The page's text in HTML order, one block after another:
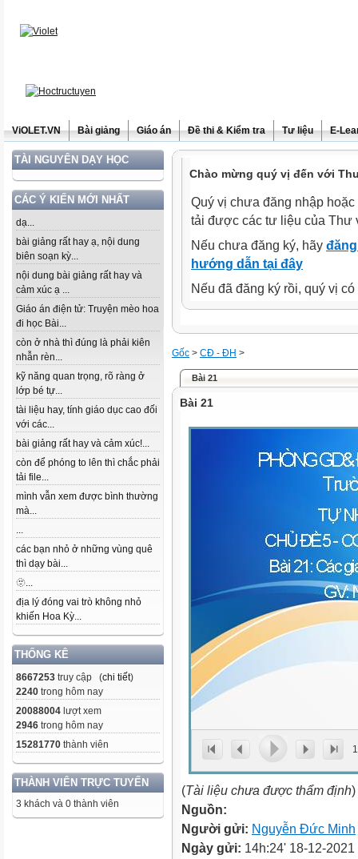
ViOLET.VN Bài giảng Giáo án Đề thi & Kiểm tra Tư liệu E-
TÀI NGUYÊN DẠY HỌC
CÁC Ý KIẾN MỚI NHẤT
dạ...
bài giảng rất hay ạ, nội dung
biên soạn kỳ...
nội dung bài giảng rất hay và
cảm xúc ạ ...
Giáo án điện tử: Truyện mèo hoa
đi học Bài...
còn ở nhà thì đúng là phải kiên
nhẫn rèn...
kỹ năng quan trọng, rõ ràng ở
lớp bé tự...
tài liệu hay, tính giáo dục cao đối
với các...
bài giảng rất hay và cảm xúc!...
còn để phóng to lên thì chắc phải
tải file...
mình vẫn xem được bình thường
mà...
...
các bạn nhỏ ở những vùng quê
thì dạy bài...
🫥...
địa lý đóng vai trò không nhỏ
khiến Hoa Kỳ...
THỐNG KÊ
8667253 truy cập (chi tiết)
2240 trong hôm nay
20088004 lượt xem
2946 trong hôm nay
15281770 thành viên
THÀNH VIÊN TRỰC TUYẾN
3 khách và 0 thành viên
Chào mừng quý vị đến với
Quý vị chưa đăng nhập
tải được các tư liệu của Thư
Nếu chưa đăng ký, hãy
hướng dẫn tại đây
Nếu đã đăng ký rồi, quý vị
Gốc > CĐ - ĐH >
Bài 21
Bài 21
1
(Tài liệu chưa được thẩm định)
Nguồn:
Người gửi: Nguyễn Đức Minh
Ngày gửi: 14h:24' 18-12-2021